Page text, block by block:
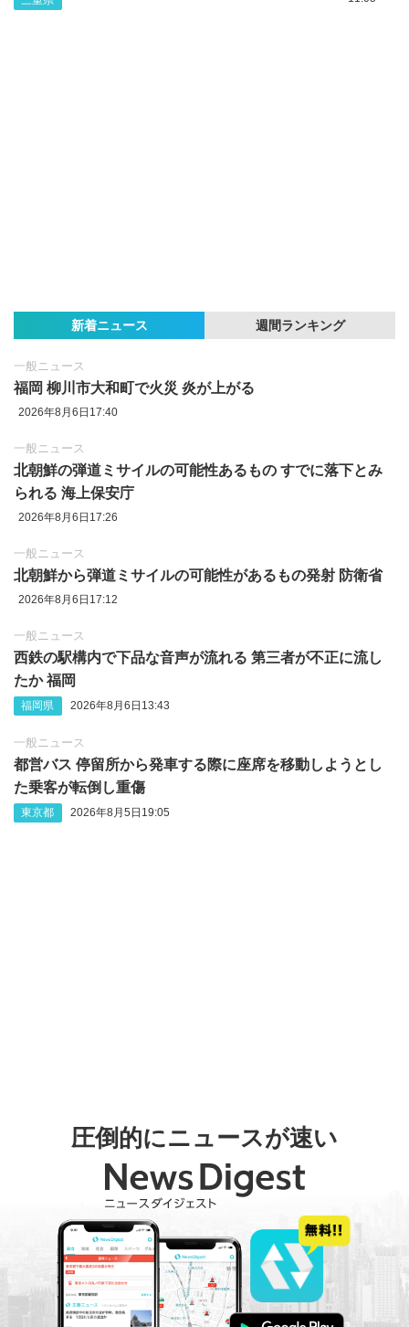
新着ニュース 週間ランキング
一般ニュース
福岡 柳川市大和町で火災 炎が上がる
2026年8月6日17:40
一般ニュース
北朝鮮の弾道ミサイルの可能性あるもの すでに落下とみ
られる 海上保安庁
2026年8月6日17:26
一般ニュース
北朝鮮から弾道ミサイルの可能性があるもの発射 防衛省
2026年8月6日17:12
一般ニュース
西鉄の駅構内で下品な音声が流れる 第三者が不正に流し
たか 福岡
福岡県 2026年8月6日13:43
一般ニュース
都営バス 停留所から発車する際に座席を移動しようとし
た乗客が転倒し重傷
東京都 2026年8月5日19:05
圧倒的にニュースが速い